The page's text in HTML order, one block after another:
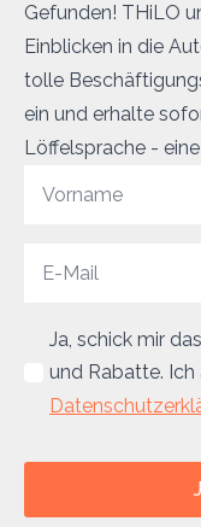
Gefunden! THiLO
Einblicken in die
tolle
ein und erhalte
Löffelsprache -
Ja, schick mir
und Rabatte.